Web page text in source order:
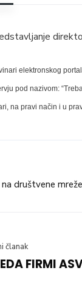
elektronskog
pod nazivom:
na pravi način i u
društvene
članak
FIRMI